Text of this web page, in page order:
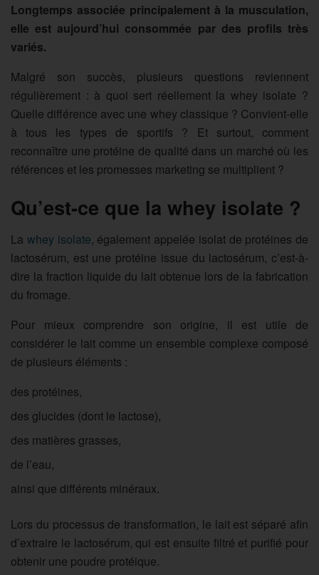
Longtemps associée principalement à la musculation,
elle est aujourd’hui consommée par des profils très
variés.
Malgré son succès, plusieurs questions reviennent
régulièrement : à quoi sert réellement la whey isolate ?
Quelle différence avec une whey classique ? Convient-elle
à tous les types de sportifs ? Et surtout, comment
reconnaître une protéine de qualité dans un marché où les
références et les promesses marketing se multiplient ?
Qu’est-ce que la whey isolate ?
La whey isolate, également appelée isolat de protéines de
lactosérum, est une protéine issue du lactosérum, c’est-à-
dire la fraction liquide du lait obtenue lors de la fabrication
du fromage.
Pour mieux comprendre son origine, il est utile de
considérer le lait comme un ensemble complexe composé
de plusieurs éléments :
des protéines,
des glucides (dont le lactose),
des matières grasses,
de l’eau,
ainsi que différents minéraux.
Lors du processus de transformation, le lait est séparé afin
d’extraire le lactosérum, qui est ensuite filtré et purifié pour
obtenir une poudre protéique.